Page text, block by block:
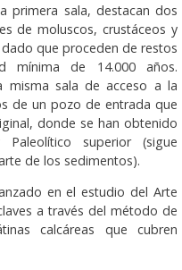
primera sala, destacan dos
de moluscos, crustáceos y
que proceden de restos
mínima de 14.000 años.
misma sala de acceso a la
de un pozo de entrada que
donde se han obtenido
superior (sigue
de los sedimentos).
en el estudio del Arte
a través del método de
calcáreas que cubren